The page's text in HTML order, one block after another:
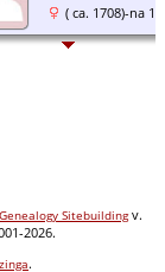
( ca. 1708)-na
Sitebuildingv.
2026.
.